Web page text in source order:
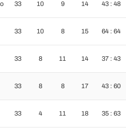
33 10 9 14 43 : 48
33 10 8 15 64 : 64
33 8 11 14 37 : 43
33 8 8 17 43 : 60
33 4 11 18 35 : 63